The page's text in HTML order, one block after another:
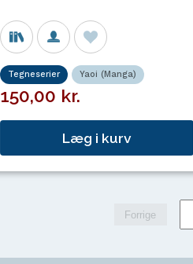
Tegneserier Yaoi (Manga)
150,00 kr.
Læg i kurv
Forrige